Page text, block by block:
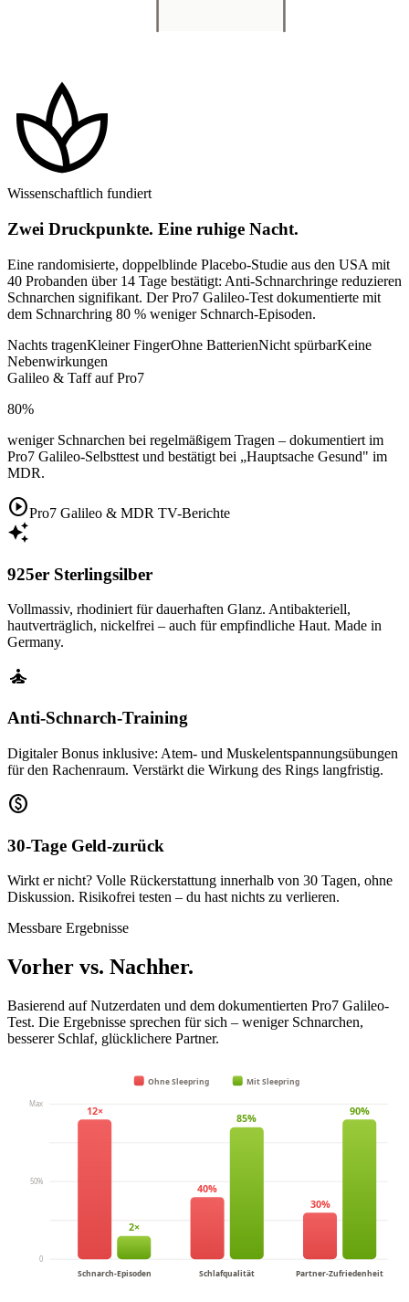
spa
Wissenschaftlich fundiert
Zwei Druckpunkte. Eine ruhige Nacht.
Eine randomisierte, doppelblinde Placebo-Studie aus den USA mit
40 Probanden über 14 Tage bestätigt: Anti-Schnarchringe reduzieren
Schnarchen signifikant. Der Pro7 Galileo-Test dokumentierte mit
dem Schnarchring 80 % weniger Schnarch-Episoden.
Nachts tragenKleiner FingerOhne BatterienNicht spürbarKeine
Nebenwirkungen
Galileo & Taff auf Pro7
80%
weniger Schnarchen bei regelmäßigem Tragen – dokumentiert im
Pro7 Galileo-Selbsttest und bestätigt bei „Hauptsache Gesund" im
MDR.
play_circlePro7 Galileo & MDR TV-Berichte
auto_awesome
925er Sterlingsilber
Vollmassiv, rhodiniert für dauerhaften Glanz. Antibakteriell,
hautverträglich, nickelfrei – auch für empfindliche Haut. Made in
Germany.
self_improvement
Anti-Schnarch-Training
Digitaler Bonus inklusive: Atem- und Muskelentspannungsübungen
für den Rachenraum. Verstärkt die Wirkung des Rings langfristig.
paid
30-Tage Geld-zurück
Wirkt er nicht? Volle Rückerstattung innerhalb von 30 Tagen, ohne
Diskussion. Risikofrei testen – du hast nichts zu verlieren.
Messbare Ergebnisse
Vorher vs. Nachher.
Basierend auf Nutzerdaten und dem dokumentierten Pro7 Galileo-
Test. Die Ergebnisse sprechen für sich – weniger Schnarchen,
besserer Schlaf, glücklichere Partner.
Max
50%
0
12×
2×
Schnarch-Episoden
40%
85%
Schlafqualität
30%
90%
Partner-Zufriedenheit
Ohne Sleepring Mit Sleepring